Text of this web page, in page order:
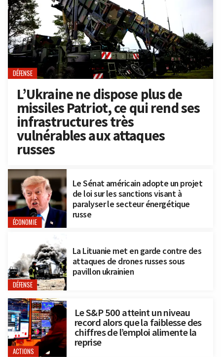
DÉFENSE
L’Ukraine ne dispose plus de
missiles Patriot, ce qui rend ses
infrastructures très
vulnérables aux attaques
russes
ÉCONOMIE
Le Sénat américain adopte un projet
de loi sur les sanctions visant à
paralyser le secteur énergétique
russe
DÉFENSE
La Lituanie met en garde contre des
attaques de drones russes sous
pavillon ukrainien
ACTIONS
Le S&P 500 atteint un niveau
record alors que la faiblesse des
chiffres de l’emploi alimente la
reprise